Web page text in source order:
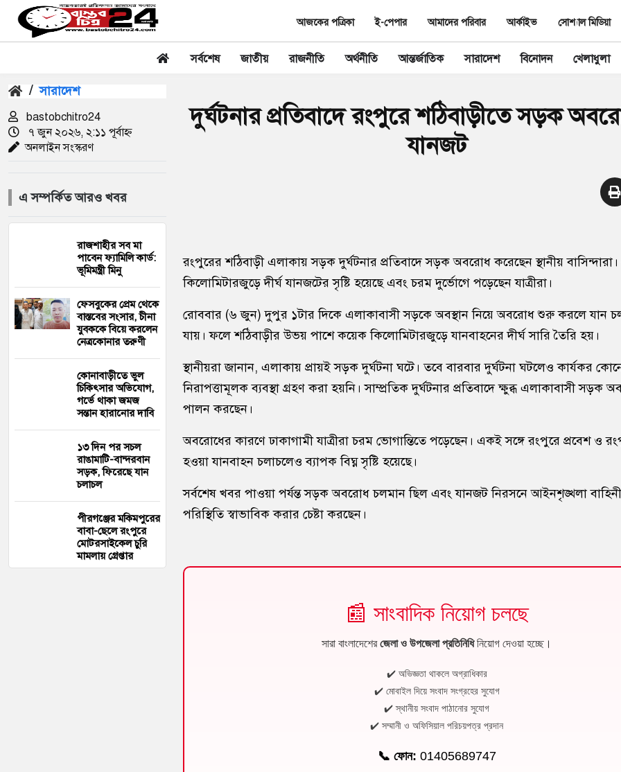
আজকের পত্রিকা ই-পেপার আমাদের পরিবার আর্কাইভ সোশ্যাল মিডিয়া
সর্বশেষ জাতীয় রাজনীতি অর্থনীতি আন্তর্জাতিক সারাদেশ বিনোদন খেলাধুলা
/ সারাদেশ
bastobchitro24
৭ জুন ২০২৬, ২:১১ পূর্বাহ্ন
অনলাইন সংস্করণ
এ সম্পর্কিত আরও খবর
রাজশাহীর সব মা
পাবেন ফ্যামিলি কার্ড:
ভূমিমন্ত্রী মিনু
ফেসবুকের প্রেম থেকে
বাস্তবের সংসার, চীনা
যুবককে বিয়ে করলেন
নেত্রকোনার তরুণী
কোনাবাড়ীতে ভুল
চিকিৎসার অভিযোগ,
গর্ভে থাকা জমজ
সন্তান হারানোর দাবি
১৩ দিন পর সচল
রাঙামাটি-বান্দরবান
সড়ক, ফিরেছে যান
চলাচল
পীরগঞ্জের মকিমপুরের
বাবা-ছেলে রংপুরে
মোটরসাইকেল চুরি
মামলায় গ্রেপ্তার
দুর্ঘটনার প্রতিবাদে রংপুরে শঠিবাড়ীতে সড়ক
যানজট
রংপুরের শঠিবাড়ী এলাকায় সড়ক দুর্ঘটনার প্রতিবাদে সড়ক অবরোধ করেছেন স্থানীয়
কিলোমিটারজুড়ে দীর্ঘ যানজটের সৃষ্টি হয়েছে এবং চরম দুর্ভোগে পড়েছেন যাত্রীরা।
রোববার (৬ জুন) দুপুর ১টার দিকে এলাকাবাসী সড়কে অবস্থান নিয়ে অবরোধ শুরু করলে যান
যায়। ফলে শঠিবাড়ীর উভয় পাশে কয়েক কিলোমিটারজুড়ে যানবাহনের দীর্ঘ সারি তৈরি হয়।
স্থানীয়রা জানান, এলাকায় প্রায়ই সড়ক দুর্ঘটনা ঘটে। তবে বারবার দুর্ঘটনা ঘটলেও কার্যকর
নিরাপত্তামূলক ব্যবস্থা গ্রহণ করা হয়নি। সাম্প্রতিক দুর্ঘটনার প্রতিবাদে ক্ষুব্ধ এলাকাবাসী সড়ক
পালন করছেন।
অবরোধের কারণে ঢাকাগামী যাত্রীরা চরম ভোগান্তিতে পড়েছেন। একই সঙ্গে রংপুরে প্রবেশ ও
হওয়া যানবাহন চলাচলেও ব্যাপক বিঘ্ন সৃষ্টি হয়েছে।
সর্বশেষ খবর পাওয়া পর্যন্ত সড়ক অবরোধ চলমান ছিল এবং যানজট নিরসনে আইনশৃঙ্খলা
পরিস্থিতি স্বাভাবিক করার চেষ্টা করছেন।
📰 সাংবাদিক নিয়োগ চলছে
সারা বাংলাদেশেরজেলা ও উপজেলা প্রতিনিধিনিয়োগ দেওয়া হচ্ছে।
✔️ অভিজ্ঞতা থাকলে অগ্রাধিকার
✔️ মোবাইল দিয়ে সংবাদ সংগ্রহের সুযোগ
✔️ স্থানীয় সংবাদ পাঠানোর সুযোগ
✔️ সম্মানী ও অফিসিয়াল পরিচয়পত্র প্রদান
📞 ফোন: 01405689747